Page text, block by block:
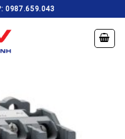
0987.659.043